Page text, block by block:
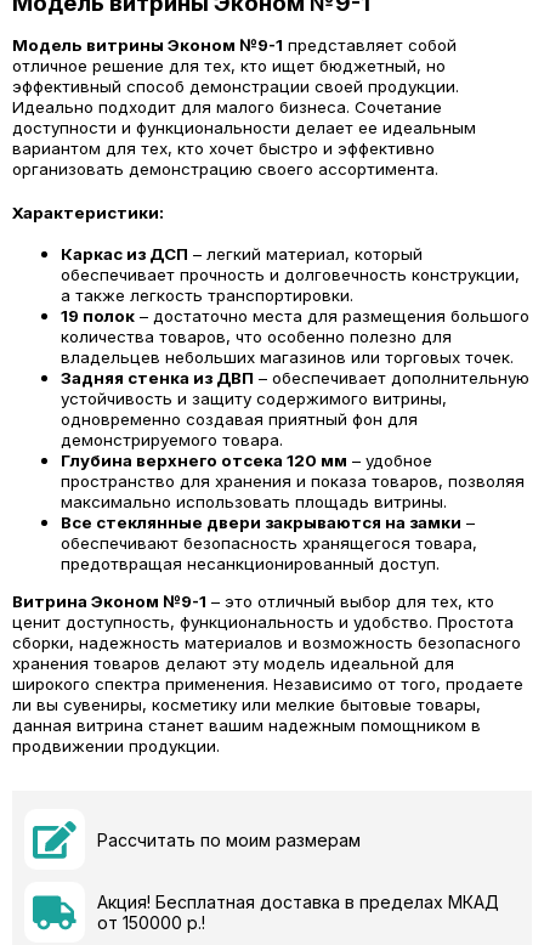
Модель витрины Эконом №9-1 представляет собой
отличное решение для тех, кто ищет бюджетный, но
эффективный способ демонстрации своей продукции.
Идеально подходит для малого бизнеса. Сочетание
доступности и функциональности делает ее идеальным
вариантом для тех, кто хочет быстро и эффективно
организовать демонстрацию своего ассортимента.
Характеристики:
Каркас из ДСП – легкий материал, который
обеспечивает прочность и долговечность конструкции,
а также легкость транспортировки.
19 полок – достаточно места для размещения большого
количества товаров, что особенно полезно для
владельцев небольших магазинов или торговых точек.
Задняя стенка из ДВП – обеспечивает дополнительную
устойчивость и защиту содержимого витрины,
одновременно создавая приятный фон для
демонстрируемого товара.
Глубина верхнего отсека 120 мм – удобное
пространство для хранения и показа товаров, позволяя
максимально использовать площадь витрины.
Все стеклянные двери закрываются на замки –
обеспечивают безопасность хранящегося товара,
предотвращая несанкционированный доступ.
Витрина Эконом №9-1 – это отличный выбор для тех, кто
ценит доступность, функциональность и удобство. Простота
сборки, надежность материалов и возможность безопасного
хранения товаров делают эту модель идеальной для
широкого спектра применения. Независимо от того, продаете
ли вы сувениры, косметику или мелкие бытовые товары,
данная витрина станет вашим надежным помощником в
продвижении продукции.
Рассчитать по моим размерам
Акция! Бесплатная доставка в пределах МКАД
от 150000 р.!